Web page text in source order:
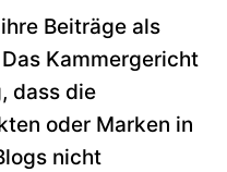
Beiträge als
Kammergericht
dass die
oder Marken in
nicht